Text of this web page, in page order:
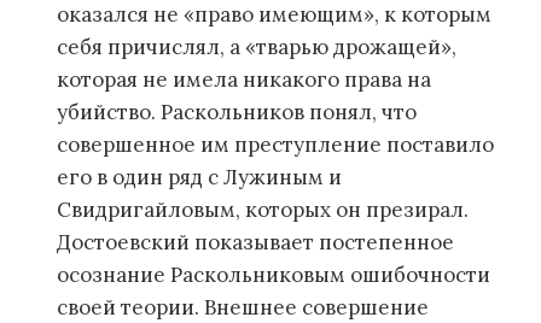
оказался не «право имеющим», к которым
себя причислял, а «тварью дрожащей»,
которая не имела никакого права на
убийство. Раскольников понял, что
совершенное им преступление поставило
его в один ряд с Лужиным и
Свидригайловым, которых он презирал.
Достоевский показывает постепенное
осознание Раскольниковым ошибочности
своей теории. Внешнее совершение